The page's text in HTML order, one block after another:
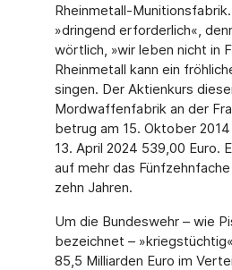
Rheinmetall-
»dringend erforderlich«,
wörtlich, »wir leben nicht in
Rheinmetall kann ein
singen. Der Aktienkurs
Mordwaffenfabrik an der
betrug am 15. Oktober
13. April 2024 539,00 Euro.
auf mehr das
zehn Jahren.
Um die Bundeswehr – wie
bezeichnet –
85,5 Milliarden Euro im